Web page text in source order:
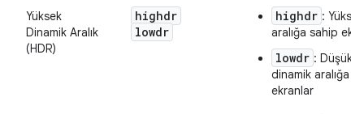
Yüksek
Dinamik Aralık
(HDR)
highdr
lowdr
highdr :
aralığa sahip
lowdr : Düşük/
dinamik aralığa
ekranlar